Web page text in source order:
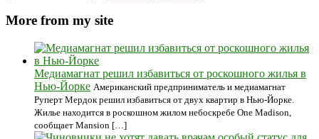
More from my site
Медиамагнат решил избавиться от роскошного жилья в
Нью-Йорке Американский предприниматель и медиамагнат
Руперт Мердок решил избавиться от двух квартир в Нью-Йорке.
Жилье находится в роскошном жилом небоскребе One Madison,
сообщает Mansion […]